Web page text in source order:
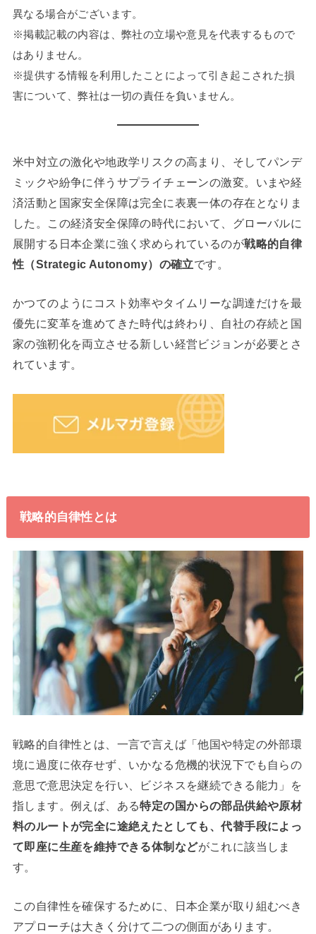
異なる場合がございます。
※掲載記載の内容は、弊社の立場や意見を代表するもので
はありません。
※提供する情報を利用したことによって引き起こされた損
害について、弊社は一切の責任を負いません。
米中対立の激化や地政学リスクの高まり、そしてパンデ
ミックや紛争に伴うサプライチェーンの激変。いまや経
済活動と国家安全保障は完全に表裏一体の存在となりま
した。この経済安全保障の時代において、グローバルに
展開する日本企業に強く求められているのが戦略的自律
性（Strategic Autonomy）の確立です。
かつてのようにコスト効率やタイムリーな調達だけを最
優先に変革を進めてきた時代は終わり、自社の存続と国
家の強靭化を両立させる新しい経営ビジョンが必要とさ
れています。
戦略的自律性とは
戦略的自律性とは、一言で言えば「他国や特定の外部環
境に過度に依存せず、いかなる危機的状況下でも自らの
意思で意思決定を行い、ビジネスを継続できる能力」を
指します。例えば、ある特定の国からの部品供給や原材
料のルートが完全に途絶えたとしても、代替手段によっ
て即座に生産を維持できる体制などがこれに該当しま
す。
この自律性を確保するために、日本企業が取り組むべき
アプローチは大きく分けて二つの側面があります。